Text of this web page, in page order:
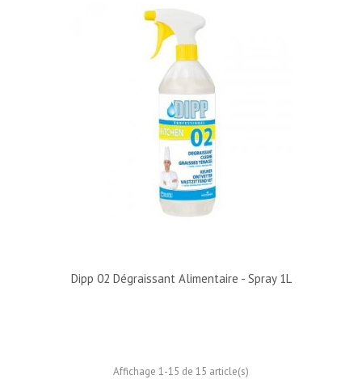
Dipp 02 Dégraissant Alimentaire - Spray 1L
Affichage 1-15 de 15 article(s)